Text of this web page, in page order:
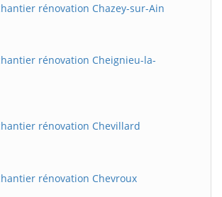
rénovation Chazey-sur-Ain
rénovation Cheignieu-la-
rénovation Chevillard
rénovation Chevroux